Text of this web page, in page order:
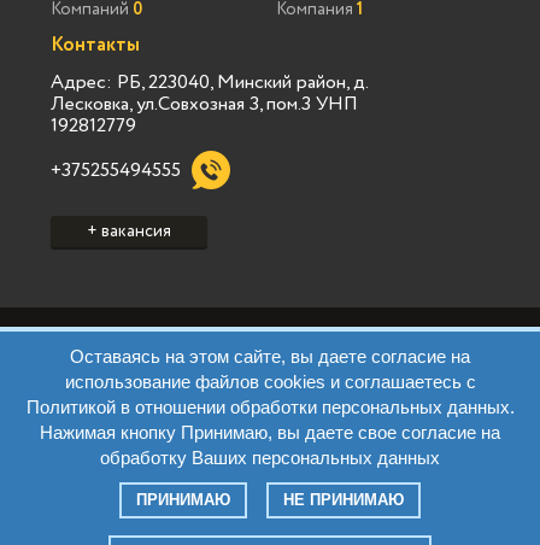
Оставаясь на этом сайте, вы даете согласие на
использование файлов cookies и соглашаетесь с
Политикой в отношении обработки персональных данных.
Нажимая кнопку Принимаю, вы даете свое согласие на
обработку Ваших персональных данных
ПРИНИМАЮ НЕ ПРИНИМАЮ
Компаний 0
Компания 1
Контакты
Адрес: РБ, 223040, Минский район, д.
Лесковка, ул.Совхозная 3, пом.3 УНП
192812779
+375255494555
+ вакансия
Пользовательское соглашение Vialink
Политика конфиденциальности Виа Марк
Пользовательское соглашение Виа Марк
Политика обработки ПД Виа Марк
Правила
Контакты
Все права защищены. © 2026 Jobsms.by